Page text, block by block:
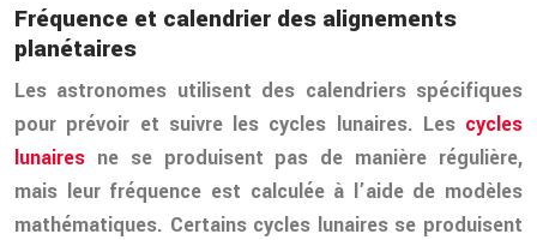
Fréquence et calendrier des alignements
planétaires
Les astronomes utilisent des calendriers spécifiques
pour prévoir et suivre les cycles lunaires. Les cycles
lunaires ne se produisent pas de manière régulière,
mais leur fréquence est calculée à l’aide de modèles
mathématiques. Certains cycles lunaires se produisent